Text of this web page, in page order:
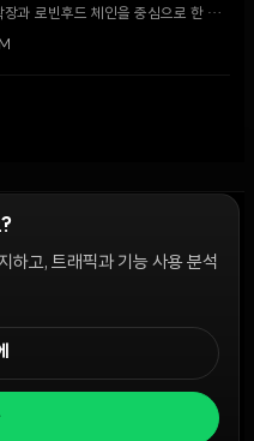
과 로빈후드 체인을 중심으로 한 소
기라는 극명한 대조를 보이고 있다.
티 랭킹
고, 트래픽과 기능 사용 분석